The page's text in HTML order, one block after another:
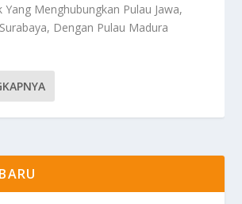
Yang Menghubungkan Pulau Jawa,
Dengan Pulau Madura